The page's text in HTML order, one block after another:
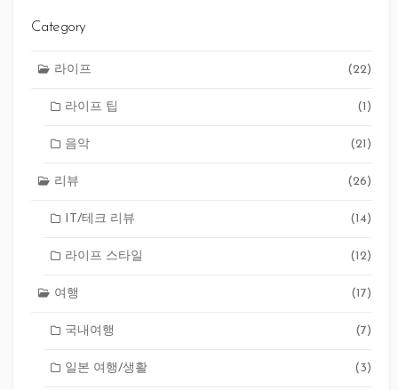
Category
라이프 (22)
라이프 팁 (1)
음악 (21)
리뷰 (26)
IT/테크 리뷰 (14)
라이프 스타일 (12)
여행 (17)
국내여행 (7)
일본 여행/생활 (3)